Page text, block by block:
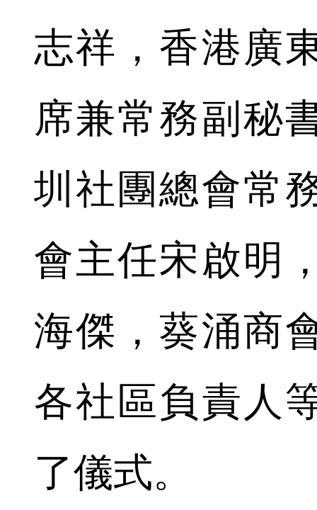
志祥，香港廣
席兼常務副秘
圳社團總會常
會主任宋啟明
海傑，葵涌商
各社區負責人
了儀式。